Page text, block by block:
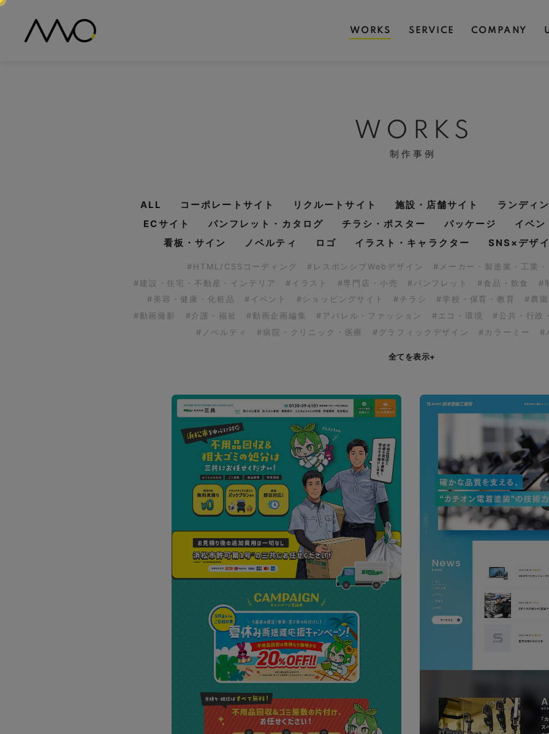
WORKS SERVICE COMPANY
WORKS
制作事例
ALL コーポレートサイト リクルートサイト 施設・店舗サイト
ランディ
ECサイト
パンフレット・カタログ チラシ・ポスター パッケージ
イベ
看板・サイン
ノベルティ ロゴ イラスト・キャラクター SNS×デザ
#HTML/CSSコーディング #レスポンシブWebデザイン
#メーカー・製造業・工業
#建設・住宅・不動産・インテリア
#イラスト #専門店・小売 #パンフレット #食品・飲食
#
#美容・健康・化粧品
#イベント #ショッピングサイト #チラシ #学校・保育・教育
#農
#動画撮影
#介護・福祉 #動画企画編集 #アパレル・ファッション #エコ・環境
#公共・行政
#ノベルティ
#病院・クリニック・医療 #グラフィックデザイン #カラーミー #
全てを表示+